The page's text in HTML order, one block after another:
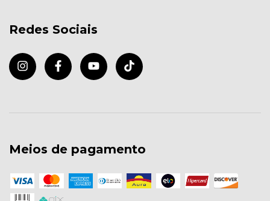
Redes Sociais
Meios de pagamento